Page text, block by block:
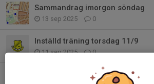
Sammandrag imorgon söndag
13 sep 2025 0
Inställd träning torsdag 11/9
11 sep 2025 0
Försäljningsdags!